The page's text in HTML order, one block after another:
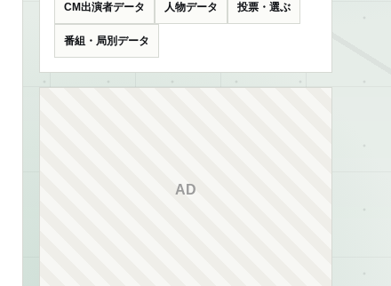
CM出演者データ 人物データ 投票・選ぶ
番組・局別データ
AD